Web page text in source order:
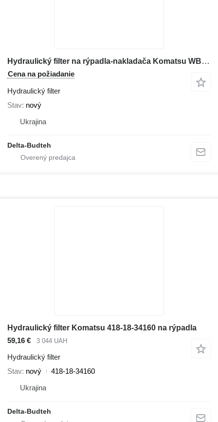
Hydraulický filter na rýpadla-nakladača Komatsu WB97r-2
Cena na požiadanie
Hydraulický filter
Stav nový
Ukrajina
Delta-Budteh
Hydraulický filter Komatsu 418-18-34160 na rýpadla
59,16 €
3 044 UAH
Hydraulický filter
Stav nový
418-18-34160
Ukrajina
Delta-Budteh